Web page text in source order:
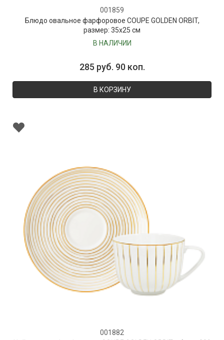
001859
Блюдо овальное фарфоровое COUPE GOLDEN ORBIT,
размер: 35х25 см
В НАЛИЧИИ
285 руб. 90 коп.
В КОРЗИНУ
001882